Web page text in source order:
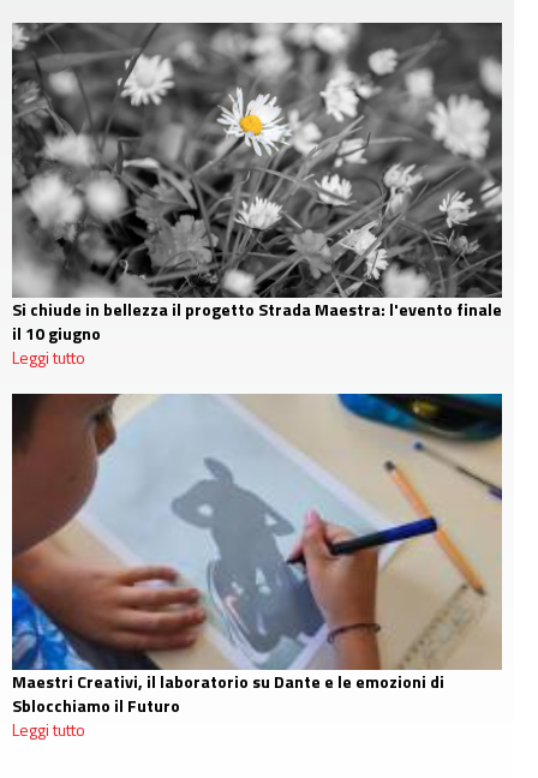
Si chiude in bellezza il progetto Strada Maestra: l'evento finale
il 10 giugno
Leggi tutto
Maestri Creativi, il laboratorio su Dante e le emozioni di
Sblocchiamo il Futuro
Leggi tutto